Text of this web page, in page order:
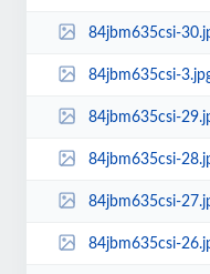
84jbm635csi-
84jbm635csi-
84jbm635csi-
84jbm635csi-
84jbm635csi-
84jbm635csi-